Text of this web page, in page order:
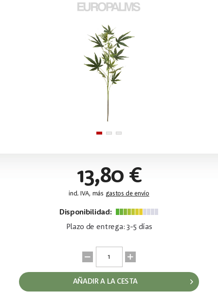
13,80 €
incl. IVA, más gastos de envío
Disponibilidad:
Plazo de entrega: 3-5 días
AÑADIR A LA CESTA